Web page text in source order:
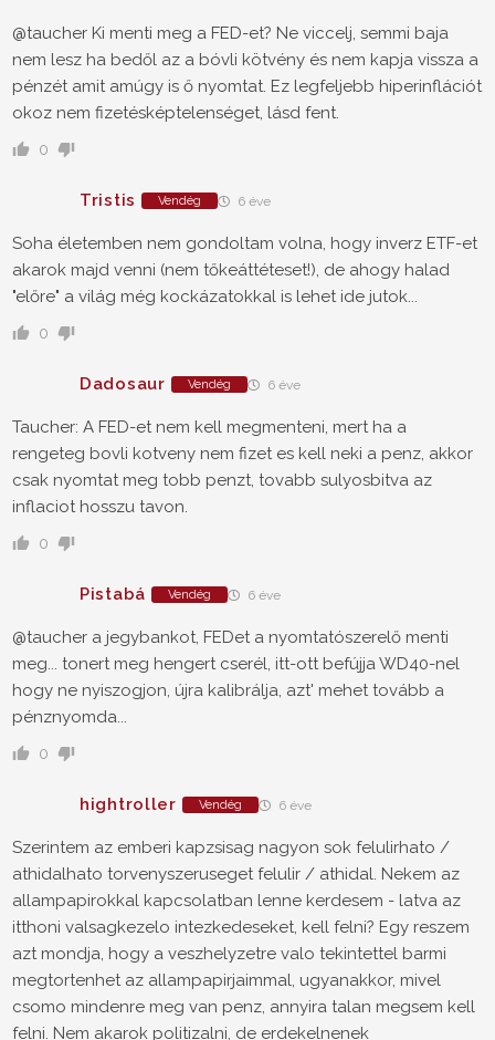
@taucher Ki menti meg a FED-et? Ne viccelj, semmi baja
nem lesz ha bedől az a bóvli kötvény és nem kapja vissza a
pénzét amit amúgy is ő nyomtat. Ez legfeljebb hiperinflációt
okoz nem fizetésképtelenséget, lásd fent.
0
Tristis Vendég 6 éve
Soha életemben nem gondoltam volna, hogy inverz ETF-et
akarok majd venni (nem tőkeáttéteset!), de ahogy halad
"előre" a világ még kockázatokkal is lehet ide jutok...
0
Dadosaur Vendég 6 éve
Taucher: A FED-et nem kell megmenteni, mert ha a
rengeteg bovli kotveny nem fizet es kell neki a penz, akkor
csak nyomtat meg tobb penzt, tovabb sulyosbitva az
inflaciot hosszu tavon.
0
Pistabá Vendég 6 éve
@taucher a jegybankot, FEDet a nyomtatószerelő menti
meg... tonert meg hengert cserél, itt-ott befújja WD40-nel
hogy ne nyiszogjon, újra kalibrálja, azt' mehet tovább a
pénznyomda...
0
hightroller Vendég 6 éve
Szerintem az emberi kapzsisag nagyon sok felulirhato /
athidalhato torvenyszeruseget felulir / athidal. Nekem az
allampapirokkal kapcsolatban lenne kerdesem - latva az
itthoni valsagkezelo intezkedeseket, kell felni? Egy reszem
azt mondja, hogy a veszhelyzetre valo tekintettel barmi
megtortenhet az allampapirjaimmal, ugyanakkor, mivel
csomo mindenre meg van penz, annyira talan megsem kell
felni. Nem akarok politizalni, de erdekelnenek